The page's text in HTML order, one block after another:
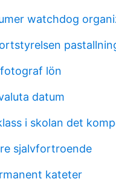
watchdog
lön
datum
i skolan det
sjalvfortroende
kateter